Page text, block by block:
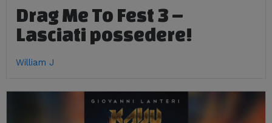
Drag Me To Fest 3 –
Lasciati possedere!
William J